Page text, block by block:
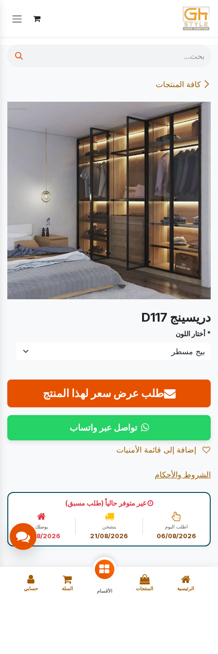
تخطي للذهاب إلى المحتوى
كافة المنتجات
دريسينج D117
* أختار اللون
طلب عرض سعر لهذا المنتج
تواصل عبر واتساب
الشروط والأحكام
غير متوفر حالياً (طلب مسبق)
اطلب اليوم
06/08/2026
يتشحن
21/08/2026
يوصلك
21/08/2026
الرئيسية المنتجات الأقسام السلة حسابي